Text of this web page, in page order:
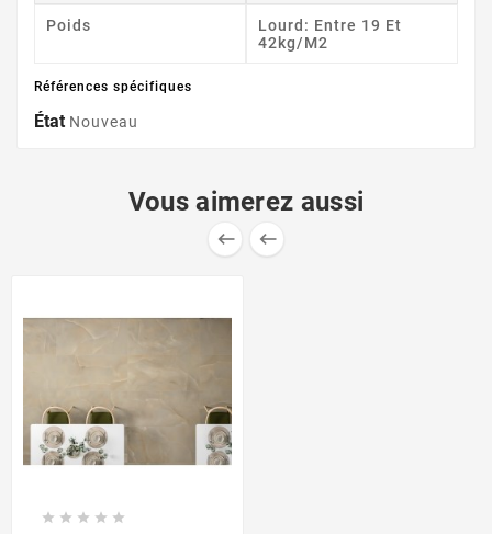
Poids
Lourd: Entre 19 Et
42kg/m2
Références spécifiques
État Nouveau
Vous aimerez aussi
 
    